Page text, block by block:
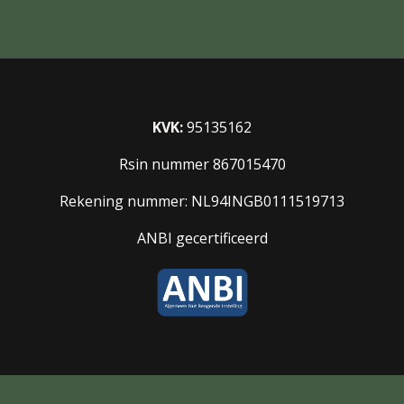
KVK:95135162
Rsin nummer 867015470
Rekening nummer: NL94INGB0111519713
ANBI gecertificeerd